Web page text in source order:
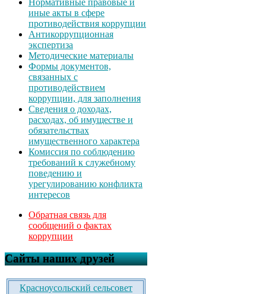
иные акты в сфере
противодействия коррупции
Антикоррупционная
экспертиза
Методические материалы
Формы документов,
связанных с
противодействием
коррупции, для заполнения
Сведения о доходах,
расходах, об имуществе и
обязательствах
имущественного характера
Комиссия по соблюдению
требований к служебному
поведению и
урегулированию конфликта
интересов
Обратная связь для
сообщений о фактах
коррупции
Сайты наших друзей
Красноусольский сельсовет